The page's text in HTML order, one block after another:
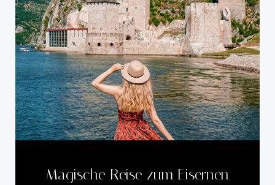
Magische Reise zum Eisernen